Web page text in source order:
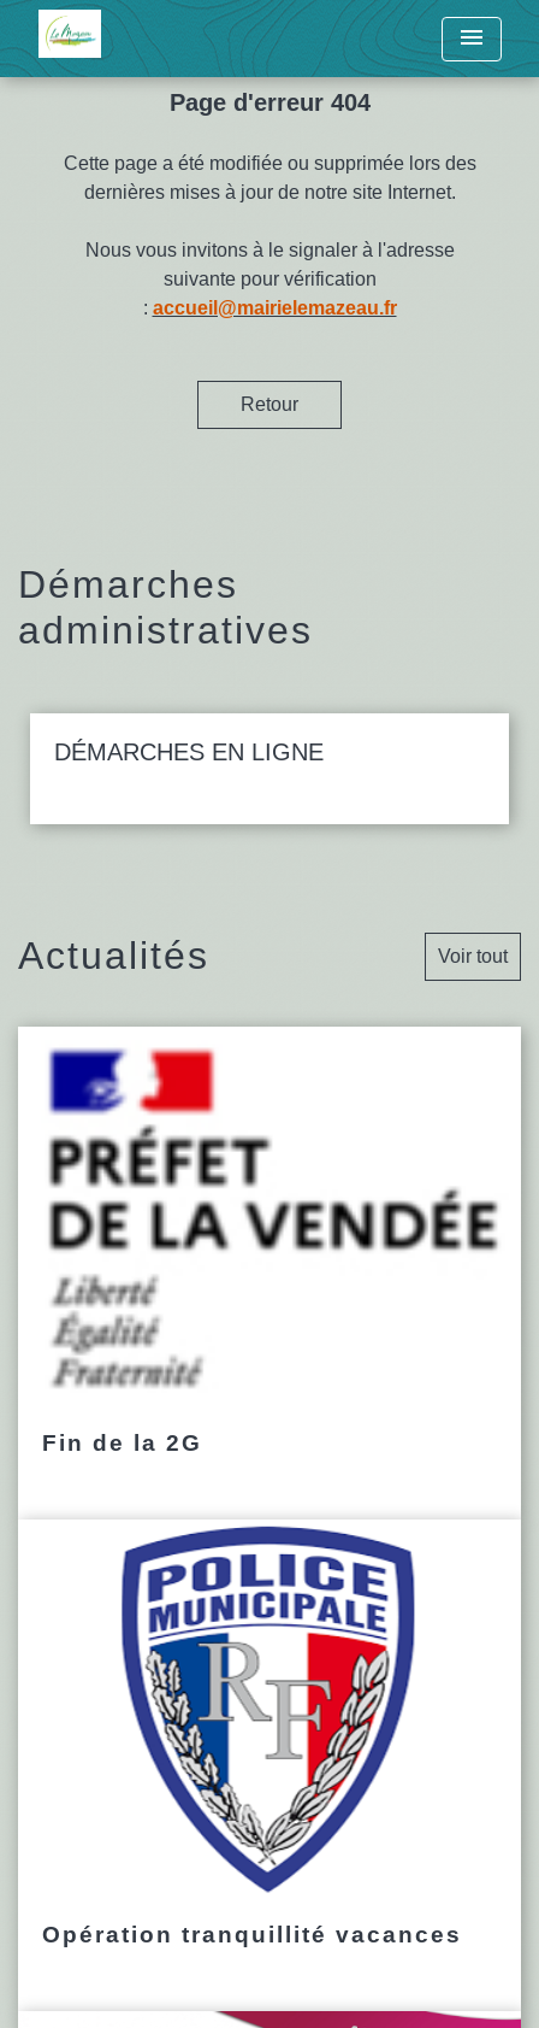
menu
Page d'erreur 404
Cette page a été modifiée ou supprimée lors des
dernières mises à jour de notre site Internet.
Nous vous invitons à le signaler à l'adresse
suivante pour vérification
: accueil@mairielemazeau.fr
Retour
Démarches
administratives
DÉMARCHES EN LIGNE
Actualités Voir tout
Fin de la 2G
Opération tranquillité vacances